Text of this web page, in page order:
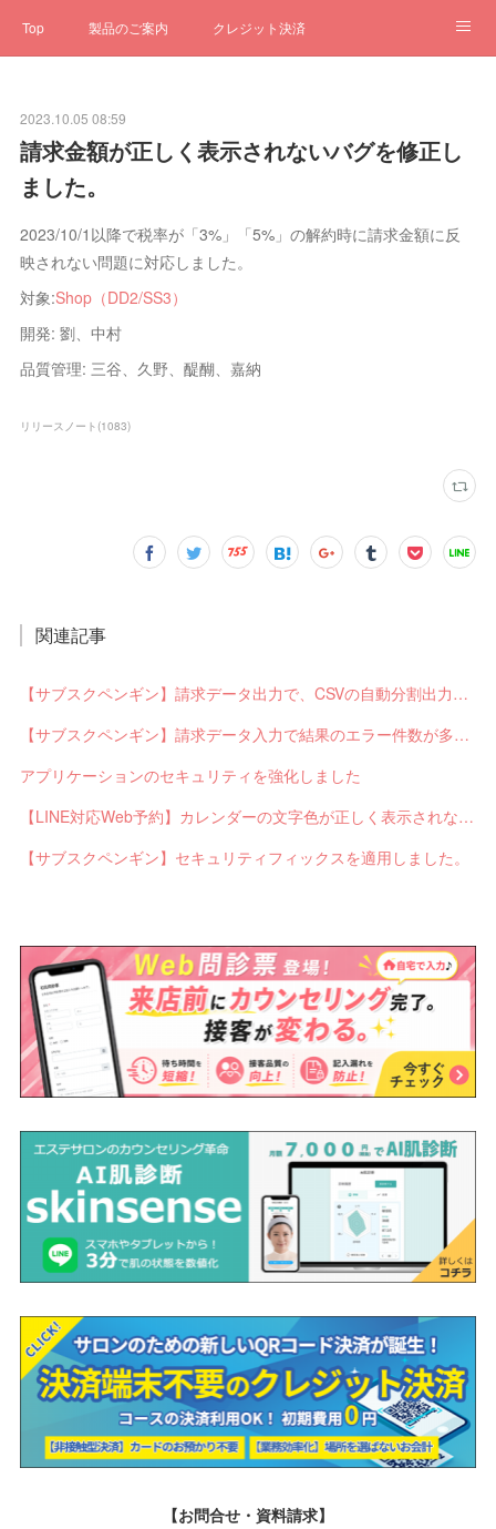
Top 製品のご案内 クレジット決済
クローゼット ステータス
2023.10.05 08:59
請求金額が正しく表示されないバグを修正し
ました。
2023/10/1以降で税率が「3%」「5%」の解約時に請求金額に反
映されない問題に対応しました。
対象:Shop（DD2/SS3）
開発: 劉、中村
品質管理: 三谷、久野、醍醐、嘉納
リリースノート (1083)
関連記事
【サブスクペンギン】請求データ出力で、CSVの自動分割出力と出力ステータスの確認ができるようになりました。
【サブスクペンギン】請求データ入力で結果のエラー件数が多い場合に応答不能になるバグを修正しました。
アプリケーションのセキュリティを強化しました
【LINE対応Web予約】カレンダーの文字色が正しく表示されないバグを修正しました。
【サブスクペンギン】セキュリティフィックスを適用しました。
【お問合せ・資料請求】